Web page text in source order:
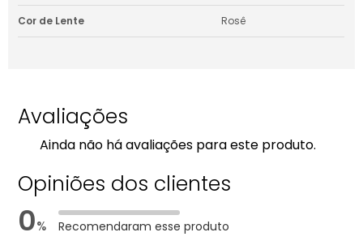
Cor de Lente Rosê
Avaliações
Ainda não há avaliações para este produto.
Opiniões dos clientes
0% Recomendaram esse produto